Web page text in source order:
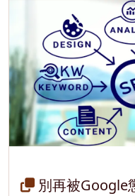
別再被Google